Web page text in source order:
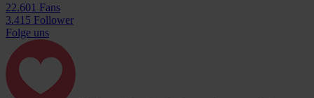
22.601 Fans
3.415 Follower
Folge uns